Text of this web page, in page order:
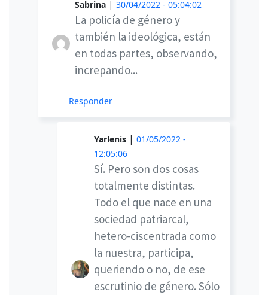
Sabrina | 30/04/2022 - 05:04:02
La policía de género y
también la ideológica, están
en todas partes, observando,
increpando...
Responder
Yarlenis | 01/05/2022 -
12:05:06
Sí. Pero son dos cosas
totalmente distintas.
Todo el que nace en una
sociedad patriarcal,
hetero-ciscentrada como
la nuestra, participa,
queriendo o no, de ese
escrutinio de género. Sólo